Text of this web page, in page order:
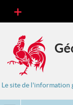
Le site de l'information